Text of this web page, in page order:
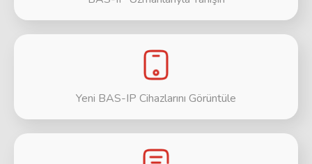
Yeni BAS-IP Cihazlarını Görüntüle